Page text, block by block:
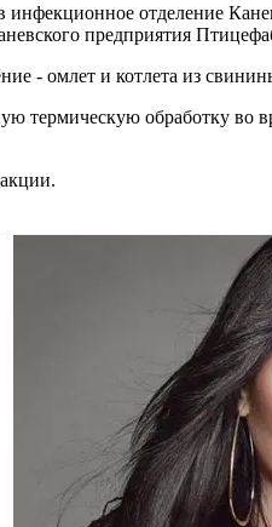
отделение
предприятия
- омлет и котлета из
термическую обработку во